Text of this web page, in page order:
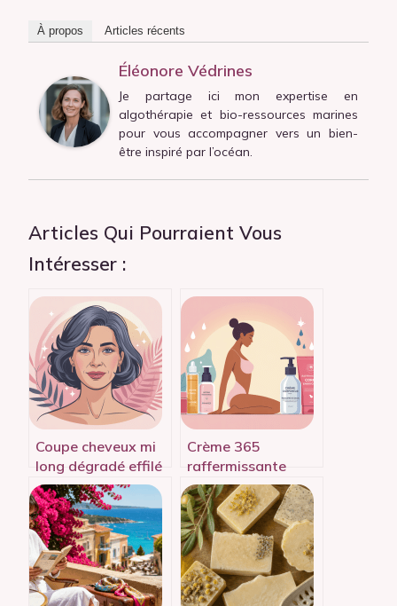
À propos Articles récents
Éléonore Védrines
Je partage ici mon expertise en
algothérapie et bio-ressources marines
pour vous accompagner vers un bien-
être inspiré par l’océan.
Articles Qui Pourraient Vous
Intéresser :
Coupe cheveux mi
long dégradé effilé
avec frange à 60
ans : le guide
complet
Crème 365
raffermissante
corps embryolisse :
avis, résultats et
limites à connaître